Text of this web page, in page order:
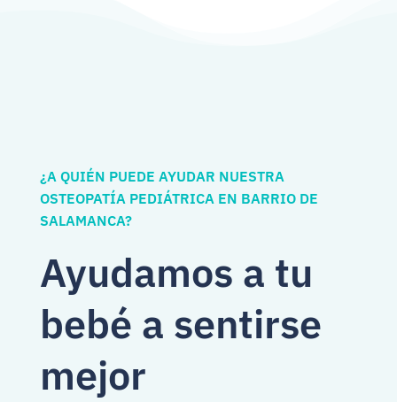
¿A QUIÉN PUEDE AYUDAR NUESTRA
OSTEOPATÍA PEDIÁTRICA EN BARRIO DE
SALAMANCA?
Ayudamos a tu
bebé a sentirse
mejor